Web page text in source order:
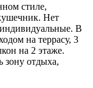
стиле,
Нет
В
на террасу, 3
на 2 этаже.
зону отдыха,